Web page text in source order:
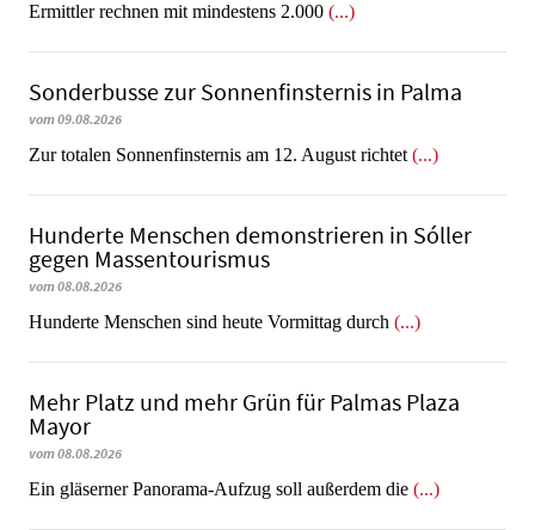
Ermittler rechnen mit mindestens 2.000 (...)
Sonderbusse zur Sonnenfinsternis in Palma
vom 09.08.2026
Zur totalen Sonnenfinsternis am 12. August richtet (...)
Hunderte Menschen demonstrieren in Sóller
gegen Massentourismus
vom 08.08.2026
Hunderte Menschen sind heute Vormittag durch (...)
Mehr Platz und mehr Grün für Palmas Plaza
Mayor
vom 08.08.2026
Ein gläserner Panorama-Aufzug soll außerdem die (...)